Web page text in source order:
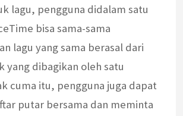
lagu, pengguna didalam satu
bisa sama-sama
lagu yang sama berasal dari
yang dibagikan oleh satu
cuma itu, pengguna juga dapat
putar bersama dan meminta